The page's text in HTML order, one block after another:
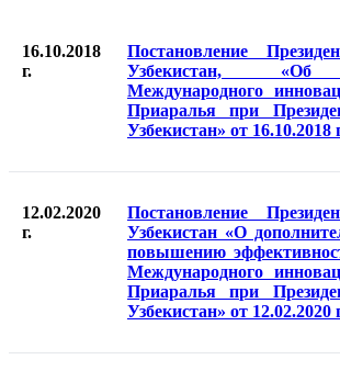
16.10.2018
г.
Постановление
Узбекистан, «Об
Международного
Приаралья при
Узбекистан» от
12.02.2020
г.
Постановление
Узбекистан «О
повышению
Международного
Приаралья при
Узбекистан» от